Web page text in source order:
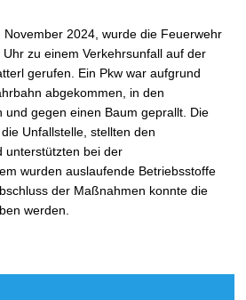
2024, wurde die Feuerwehr
zu einem Verkehrsunfall auf der
gerufen. Ein Pkw war aufgrund
abgekommen, in den
und gegen einen Baum geprallt. Die
Unfallstelle, stellten den
unterstützten bei der
wurden auslaufende Betriebsstoffe
der Maßnahmen konnte die
werden.